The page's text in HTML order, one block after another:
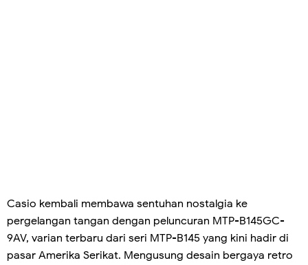
Casio kembali membawa sentuhan nostalgia ke
pergelangan tangan dengan peluncuran MTP-B145GC-
9AV, varian terbaru dari seri MTP-B145 yang kini hadir di
pasar Amerika Serikat. Mengusung desain bergaya retro